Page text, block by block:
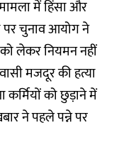
में हिंसा और
पर चुनाव आयोग ने
लेकर नियमन नहीं
मजदूर की हत्या
को छुड़ाने में
ने पहले पन्ने पर